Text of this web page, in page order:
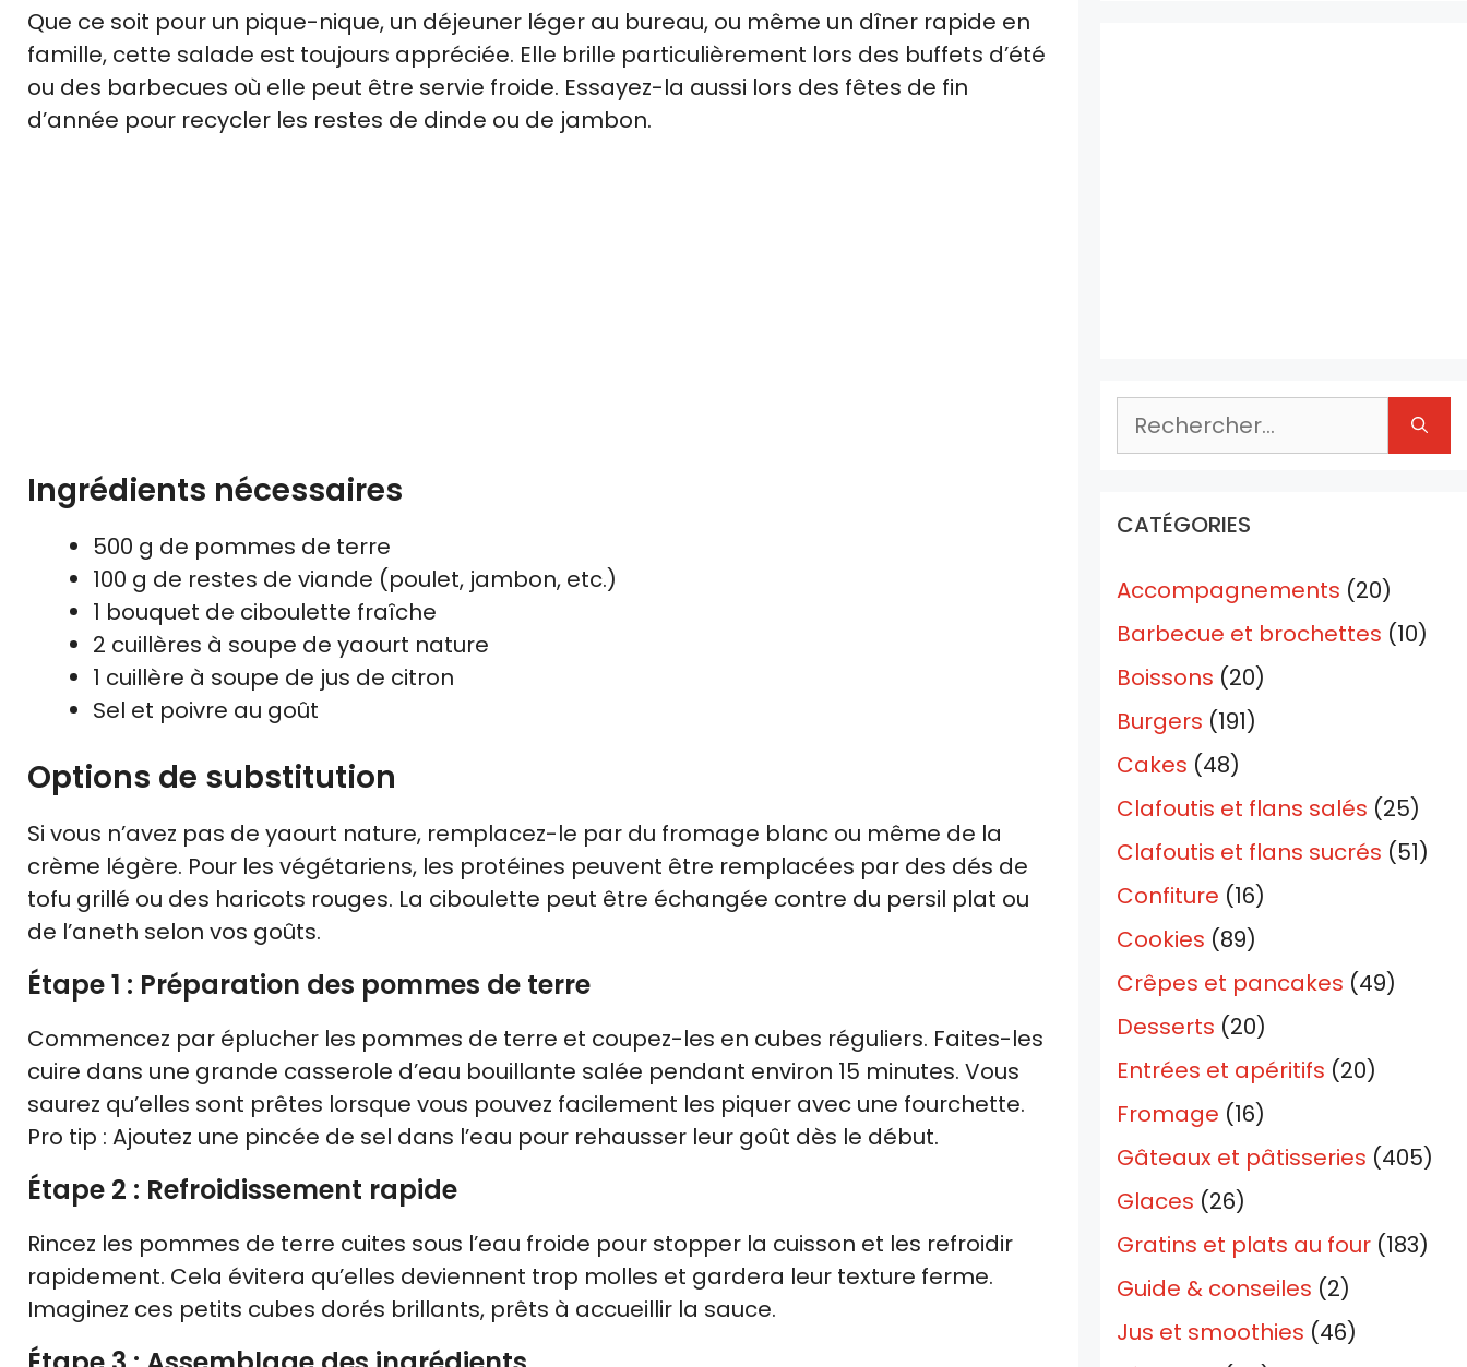
Que ce soit pour un pique-nique, un déjeuner léger au bureau, ou même un dîner rapide en
famille, cette salade est toujours appréciée. Elle brille particulièrement lors des buffets d’été
ou des barbecues où elle peut être servie froide. Essayez-la aussi lors des fêtes de fin
d’année pour recycler les restes de dinde ou de jambon.
Ingrédients nécessaires
500 g de pommes de terre
100 g de restes de viande (poulet, jambon, etc.)
1 bouquet de ciboulette fraîche
2 cuillères à soupe de yaourt nature
1 cuillère à soupe de jus de citron
Sel et poivre au goût
Options de substitution
Si vous n’avez pas de yaourt nature, remplacez-le par du fromage blanc ou même de la
crème légère. Pour les végétariens, les protéines peuvent être remplacées par des dés de
tofu grillé ou des haricots rouges. La ciboulette peut être échangée contre du persil plat ou
de l’aneth selon vos goûts.
Étape 1 : Préparation des pommes de terre
Commencez par éplucher les pommes de terre et coupez-les en cubes réguliers. Faites-les
cuire dans une grande casserole d’eau bouillante salée pendant environ 15 minutes. Vous
saurez qu’elles sont prêtes lorsque vous pouvez facilement les piquer avec une fourchette.
Pro tip : Ajoutez une pincée de sel dans l’eau pour rehausser leur goût dès le début.
Étape 2 : Refroidissement rapide
Rincez les pommes de terre cuites sous l’eau froide pour stopper la cuisson et les refroidir
rapidement. Cela évitera qu’elles deviennent trop molles et gardera leur texture ferme.
Imaginez ces petits cubes dorés brillants, prêts à accueillir la sauce.
Rechercher :
CATÉGORIES
Accompagnements (20)
Barbecue et brochettes (10)
Boissons (20)
Burgers (191)
Cakes (48)
Clafoutis et flans salés (25)
Clafoutis et flans sucrés (51)
Confiture (16)
Cookies (89)
Crêpes et pancakes (49)
Desserts (20)
Entrées et apéritifs (20)
Fromage (16)
Gâteaux et pâtisseries (405)
Glaces (26)
Gratins et plats au four (183)
Guide & conseiles (2)
Jus et smoothies (46)